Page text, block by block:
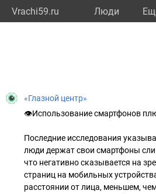
Vrachi59.ru Люди
«Глазной центр»
👁Использование смартфонов
Последние исследования
люди держат свои смартфоны
что негативно сказывается на
страниц на мобильных
расстоянии от лица, меньшем,